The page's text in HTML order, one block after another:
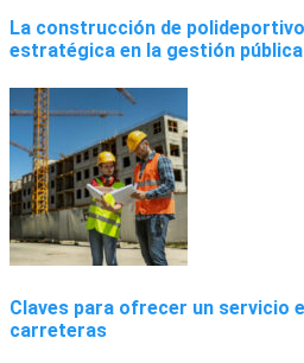
La construcción de
estratégica en la gestión pública
Claves para ofrecer un servicio
carreteras